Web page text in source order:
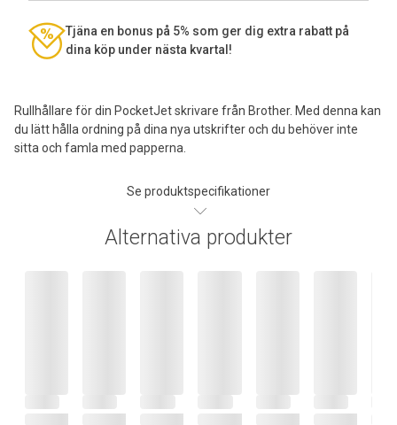
Rullhållare för din PocketJet skrivare från Brother. Med denna kan
du lätt hålla ordning på dina nya utskrifter och du behöver inte
sitta och famla med papperna.
Se produktspecifikationer
Tjäna en bonus på 5% som ger dig extra rabatt på
dina köp under nästa kvartal!
Alternativa produkter